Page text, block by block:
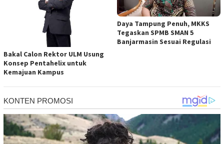
Bakal Calon Rektor ULM Usung
Konsep Pentahelix untuk
Kemajuan Kampus
Daya Tampung Penuh, MKKS
Tegaskan SPMB SMAN 5
Banjarmasin Sesuai Regulasi